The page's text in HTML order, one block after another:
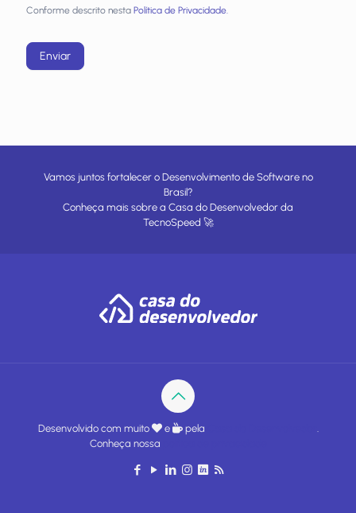
Conforme descrito nesta Política de Privacidade.
Enviar
Vamos juntos fortalecer o Desenvolvimento de Software no
Brasil?
Conheça mais sobre a Casa do Desenvolvedor da
TecnoSpeed 🚀
Desenvolvido com muito e pela
Conheça nossa